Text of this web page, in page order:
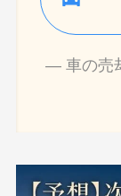
― 車の売